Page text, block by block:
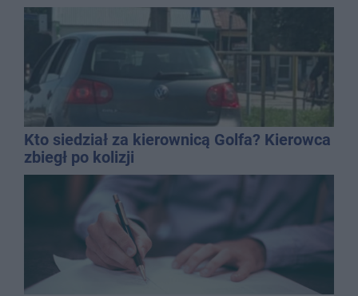
Kto siedział za kierownicą Golfa? Kierowca
zbiegł po kolizji